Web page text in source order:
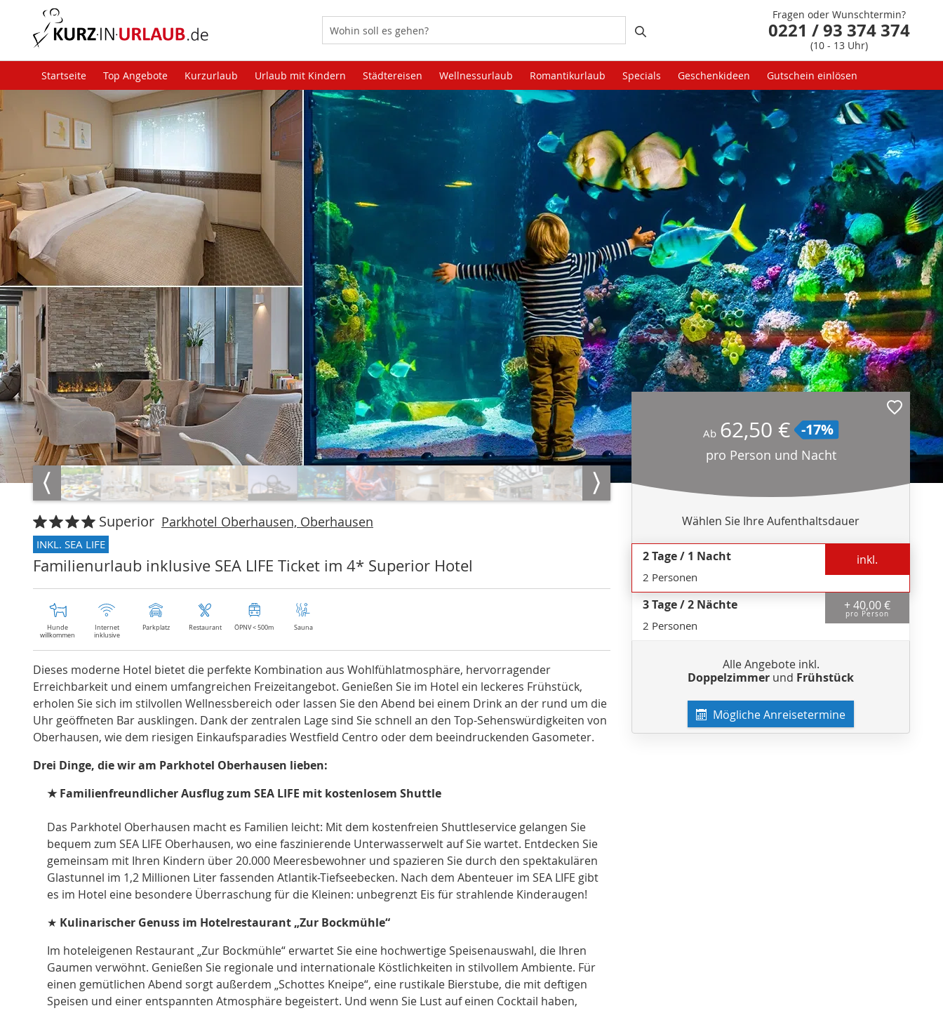
Fragen oder Wunschtermin?
0221 / 93 374 374
(10 - 13 Uhr)
Startseite Top Angebote Kurzurlaub Urlaub mit Kindern Städtereisen Wellnessurlaub Romantikurlaub Specials Geschenkideen Gutschein einlösen
Superior Parkhotel Oberhausen, Oberhausen
INKL. SEA LIFE
Familienurlaub inklusive SEA LIFE Ticket im 4* Superior Hotel
Hunde
willkommen
Internet
inklusive
Parkplatz Restaurant ÖPNV < 500m Sauna
Dieses moderne Hotel bietet die perfekte Kombination aus Wohlfühlatmosphäre, hervorragender
Erreichbarkeit und einem umfangreichen Freizeitangebot. Genießen Sie im Hotel ein leckeres Frühstück,
erholen Sie sich im stilvollen Wellnessbereich oder lassen Sie den Abend bei einem Drink an der rund um die
Uhr geöffneten Bar ausklingen. Dank der zentralen Lage sind Sie schnell an den Top-Sehenswürdigkeiten von
Oberhausen, wie dem riesigen Einkaufsparadies Westfield Centro oder dem beeindruckenden Gasometer.
Drei Dinge, die wir am Parkhotel Oberhausen lieben:
★ Familienfreundlicher Ausflug zum SEA LIFE mit kostenlosem Shuttle
Das Parkhotel Oberhausen macht es Familien leicht: Mit dem kostenfreien Shuttleservice gelangen Sie
bequem zum SEA LIFE Oberhausen, wo eine faszinierende Unterwasserwelt auf Sie wartet. Entdecken Sie
gemeinsam mit Ihren Kindern über 20.000 Meeresbewohner und spazieren Sie durch den spektakulären
Glastunnel im 1,2 Millionen Liter fassenden Atlantik-Tiefseebecken. Nach dem Abenteuer im SEA LIFE gibt
es im Hotel eine besondere Überraschung für die Kleinen: unbegrenzt Eis für strahlende Kinderaugen!
★ Kulinarischer Genuss im Hotelrestaurant „Zur Bockmühle“
Im hoteleigenen Restaurant „Zur Bockmühle“ erwartet Sie eine hochwertige Speisenauswahl, die Ihren
Gaumen verwöhnt. Genießen Sie regionale und internationale Köstlichkeiten in stilvollem Ambiente. Für
einen gemütlichen Abend sorgt außerdem „Schottes Kneipe“, eine rustikale Bierstube, die mit deftigen
Speisen und einer entspannten Atmosphäre begeistert. Und wenn Sie Lust auf einen Cocktail haben,
Ab 62,50 € -17%
pro Person und Nacht
Wählen Sie Ihre Aufenthaltsdauer
2 Tage / 1 Nacht inkl.
2 Personen
3 Tage / 2 Nächte + 40,00 €
pro Person
2 Personen
Alle Angebote inkl.
Doppelzimmer und Frühstück
Mögliche Anreisetermine